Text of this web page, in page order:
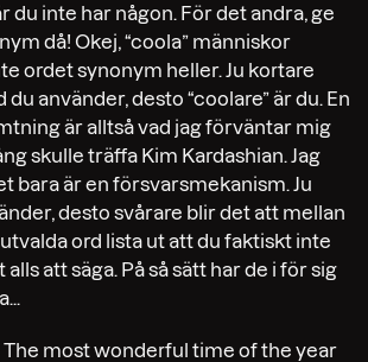
du inte har någon. För det andra, ge
då! Okej, “coola” människor
ordet synonym heller. Ju kortare
använder, desto “coolare” är du. En
är alltså vad jag förväntar mig
skulle träffa Kim Kardashian. Jag
bara är en försvarsmekanism. Ju
desto svårare blir det att mellan
ord lista ut att du faktiskt inte
att säga. På så sätt har de i för sig
The most wonderful time of the year